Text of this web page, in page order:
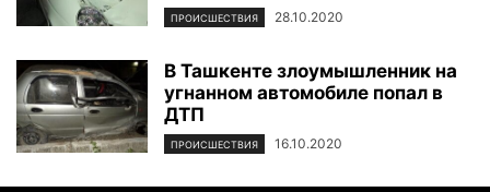
ПРОИСШЕСТВИЯ 28.10.2020
В Ташкенте злоумышленник на
угнанном автомобиле попал в
ДТП
ПРОИСШЕСТВИЯ 16.10.2020